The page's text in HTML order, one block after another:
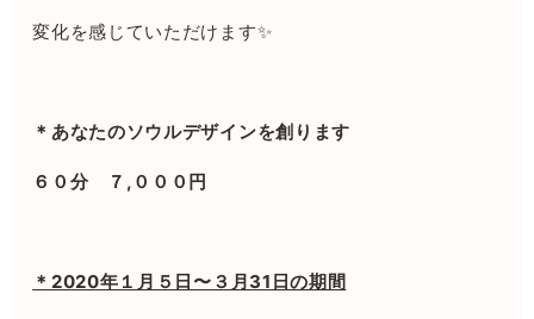
変化を感じていただけます✨
＊あなたのソウルデザインを創ります
６０分 ７,０００円
＊2020年１月５日〜３月31日の期間